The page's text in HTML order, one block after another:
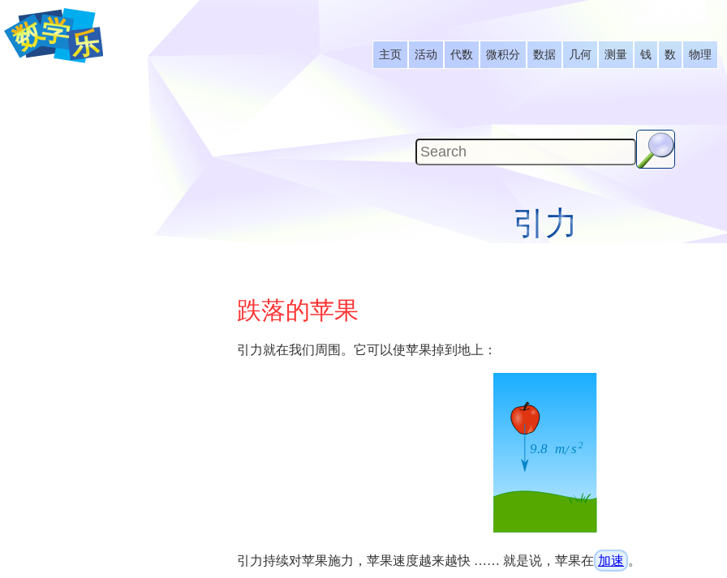
主页 活动 代数 微积分 数据 几何 测量 钱 数 物理
引力
跌落的苹果
引力就在我们周围。它可以使苹果掉到地上：
引力持续对苹果施力，苹果速度越来越快 …… 就是说，苹果在 加速 。